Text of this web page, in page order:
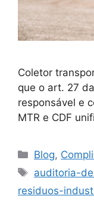
Coletor
que o art. 27
responsável e
MTR e CDF
Blog,
auditoria-
residuos-